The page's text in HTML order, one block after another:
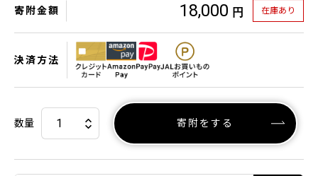
寄附金額 18,000 円 在庫あり
決済方法
数量 寄附をする